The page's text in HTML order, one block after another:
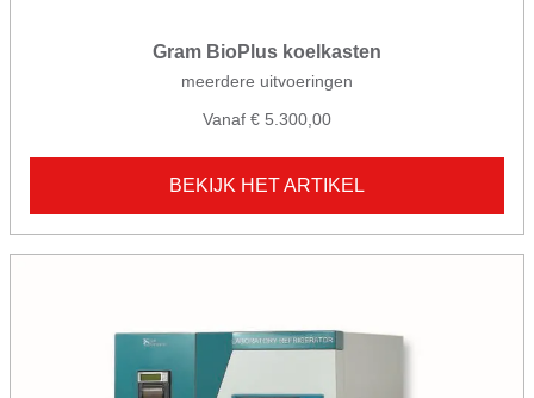
Gram BioPlus koelkasten
meerdere uitvoeringen
Vanaf € 5.300,00
BEKIJK HET ARTIKEL